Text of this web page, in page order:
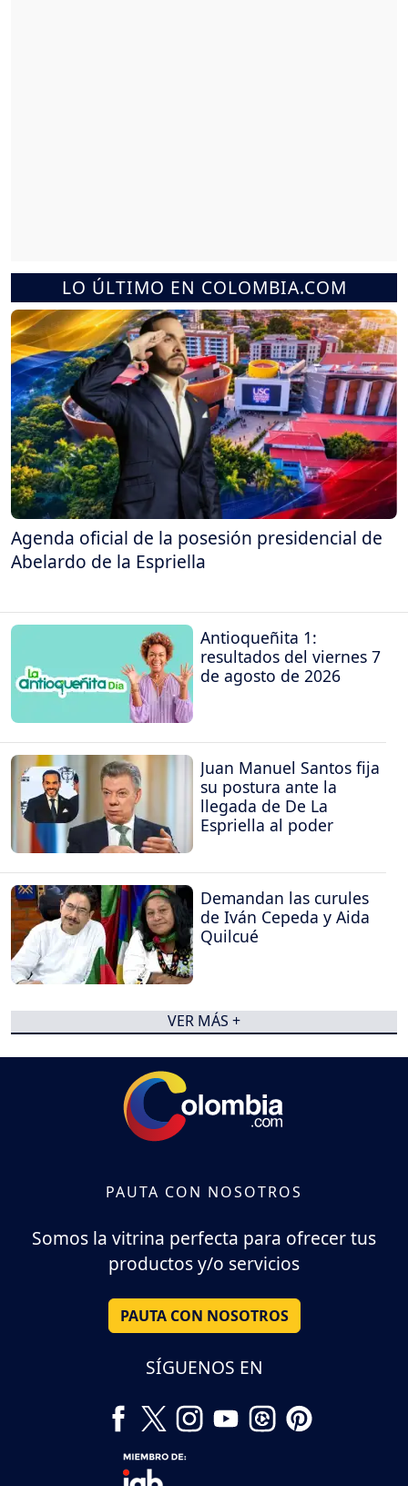
LO ÚLTIMO EN COLOMBIA.COM
Agenda oficial de la posesión presidencial de
Abelardo de la Espriella
Antioqueñita 1:
resultados del viernes 7
de agosto de 2026
Juan Manuel Santos fija
su postura ante la
llegada de De La
Espriella al poder
Demandan las curules
de Iván Cepeda y Aida
Quilcué
VER MÁS +
PAUTA CON NOSOTROS
Somos la vitrina perfecta para ofrecer tus
productos y/o servicios
PAUTA CON NOSOTROS
SÍGUENOS EN